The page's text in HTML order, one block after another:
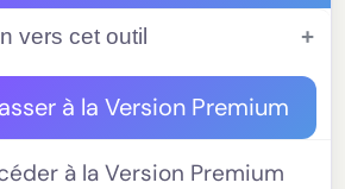
vers cet outil
à la Version Premium
à la Version Premium